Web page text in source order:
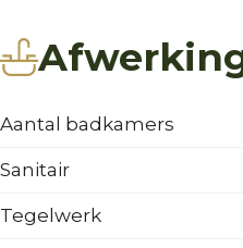
Aantal badkamers
Sanitair
Tegelwerk